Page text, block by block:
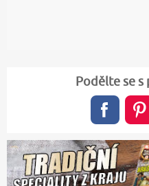
Podělte se